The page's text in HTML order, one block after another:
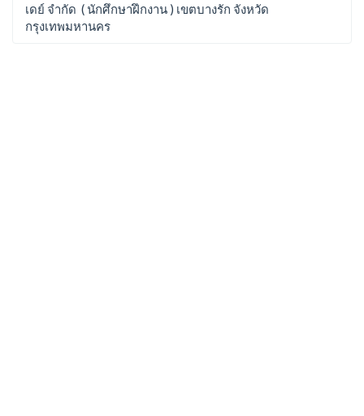
เดย์ จำกัด ( นักศึกษาฝึกงาน ) เขตบางรัก จังหวัด
กรุงเทพมหานคร